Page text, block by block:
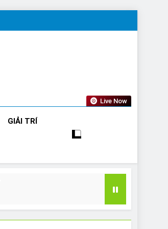
Live Now
GIẢI TRÍ